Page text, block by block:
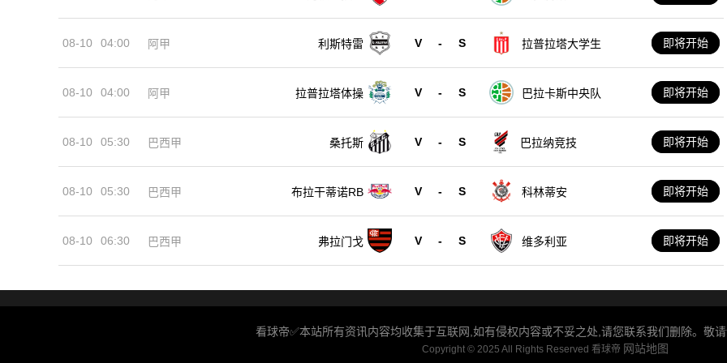
08-10 04:00 阿甲 利斯特雷 V - S 拉普拉塔大学生 即将开始
08-10 04:00 阿甲 拉普拉塔体操 V - S 巴拉卡斯中央队 即将开始
08-10 05:30 巴西甲 桑托斯 V - S 巴拉纳竞技 即将开始
08-10 05:30 巴西甲 布拉干蒂诺RB V - S 科林蒂安 即将开始
08-10 06:30 巴西甲 弗拉门戈 V - S 维多利亚 即将开始
看球帝✅本站所有资讯内容均收集于互联网,如有侵权内容或不妥之处,请您联系我们删除。敬
Copyright © 2025 All Rights Reserved 看球帝 网站地图